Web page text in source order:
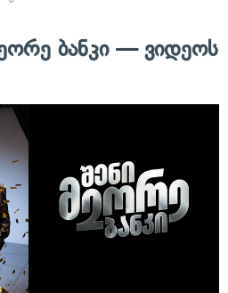
ბანკი — ვიდეოს